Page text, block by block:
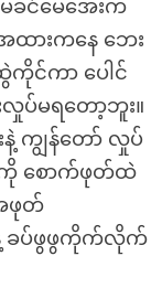
ခင်မေအေးက
ထားကနေ ဘေး
ကိုင်ကာ ပေါင်
လှုပ်မရတော့ဘူး။
ကျွန်တော် လှုပ်
ာကို စောက်ဖုတ်ထဲ
ဖုတ်
ခပ်ဖွဖွကိုက်လိုက်